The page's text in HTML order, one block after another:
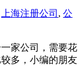
上海注册公司 , 公
家公司，需要花
多，小编的朋友